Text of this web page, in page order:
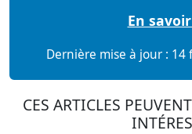
En
Dernière mise à jour : 14
CES ARTICLES